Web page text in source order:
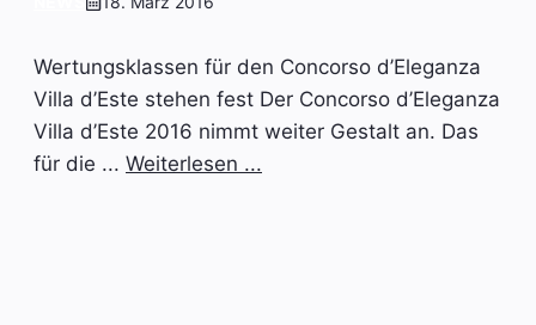
Wertungsklassen für den Concorso d’Eleganza
Villa d’Este stehen fest Der Concorso d’Eleganza
Villa d’Este 2016 nimmt weiter Gestalt an. Das
für die ... Weiterlesen ...